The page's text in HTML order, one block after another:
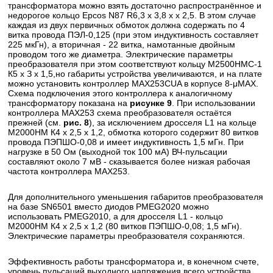
трансформатора можно взять достаточно распространённое и
недорогое кольцо Epcos N87 R6,3 x 3,8 х х 2,5. В этом случае
каждая из двух первичных обмоток должна содержать по 4
витка провода ПЭЛ-0,125 (при этом индуктивность составляет
225 мкГн), а вторичная - 22 витка, намотанные двойным
проводом того же диаметра. Электрические параметры
преобразователя при этом соответствуют кольцу М2500НМС-1
К5 х З х 1,5,но габариты устройства увеличиваются, и на плате
можно установить контроллер MAX253CUA в корпусе 8-μМАХ.
Схема подключения этого контроллера к аналогичному
трансформатору показана на рисунке 9 . При использовании
контроллера МАХ253 схема преобразователя остаётся
прежней (см. рис. 8), за исключением дросселя L1 на кольце
М2000НМ К4 х 2,5 х 1,2, обмотка которого содержит 80 витков
провода ПЭПШО-0,08 и имеет индуктивность 1,5 мГн. При
нагрузке в 50 Ом (выходной ток 100 мА) ВЧ-пульсации
составляют около 7 мВ - сказывается более низкая рабочая
частота контроллера МАХ253.
Для дополнительного уменьшения габаритов преобразователя
на базе SN6501 вместо диодов PMEG2020 можно
использовать PMEG2010, а для дросселя L1 - кольцо
М2000НМ К4 х 2,5 х 1,2 (80 витков ПЭПШО-0,08; 1,5 мГн).
Электрические параметры преобразователя сохраняются.
Эффективность работы трансформатора и, в конечном счете,